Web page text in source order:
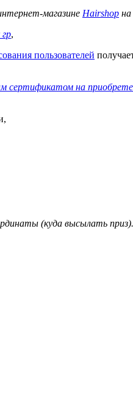
магазине Hairshop на
,
пользователей
сертификатом на
(куда высылать приз).